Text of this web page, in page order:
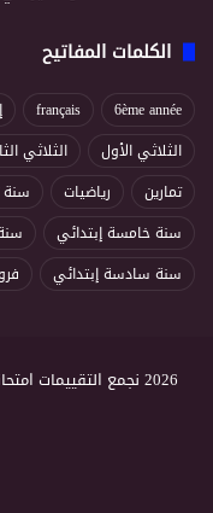
الكلمات المفاتيح
6ème année
français
الثلاثي الأول
الثلاثي
تمارين
رياضيات
سنة خامسة إبتدائي
سنة سادسة إبتدائي
2026 نجمع التقييمات امتحانات دروس و تلاخيص لكل المستويات |